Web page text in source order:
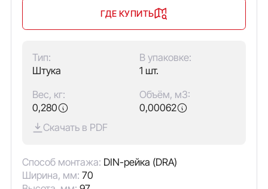
ГДЕ КУПИТЬ
Тип:
Штука
В упаковке:
1 шт.
Вес, кг:
0,280
Объём, м3:
0,00062
Скачать в PDF
Способ монтажа: DIN-рейка (DRA)
Ширина, мм: 70